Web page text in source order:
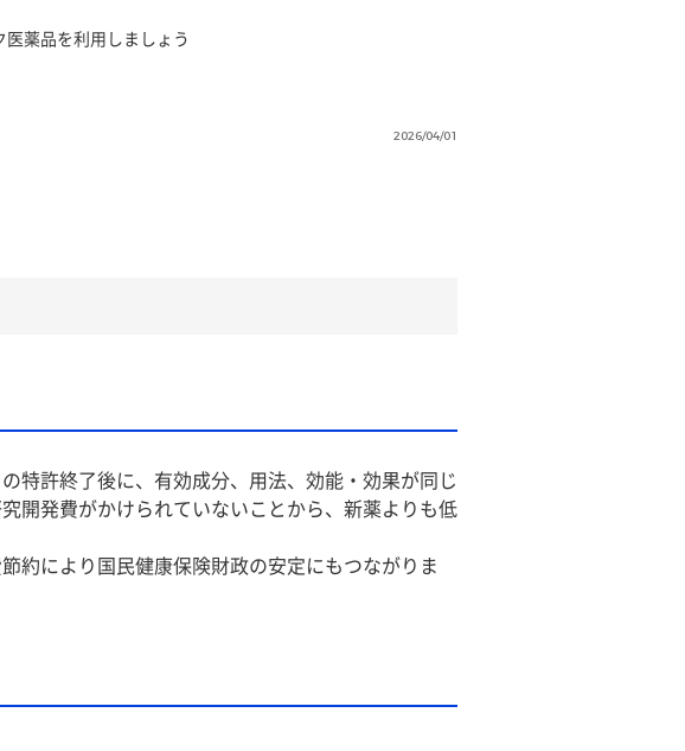
医薬品を利用しましょう
2026/04/01
特許終了後に、有効成分、用法、効能・効果が同じ
開発費がかけられていないことから、新薬よりも低
約により国民健康保険財政の安定にもつながりま